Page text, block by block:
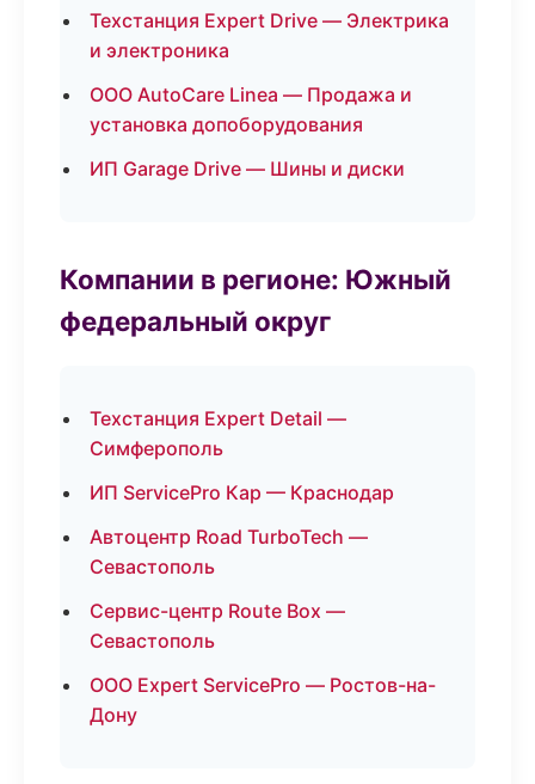
Техстанция Expert Drive — Электрика
и электроника
ООО AutoCare Linea — Продажа и
установка допоборудования
ИП Garage Drive — Шины и диски
Компании в регионе: Южный
федеральный округ
Техстанция Expert Detail —
Симферополь
ИП ServicePro Кар — Краснодар
Автоцентр Road TurboTech —
Севастополь
Сервис-центр Route Box —
Севастополь
ООО Expert ServicePro — Ростов-на-
Дону